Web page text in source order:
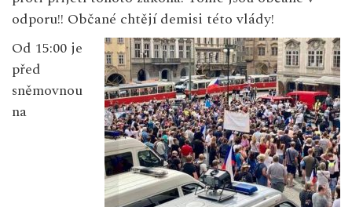
odporu!! Občané chtějí demisi této vlády!
Od 15:00 je
před
sněmovnou
na